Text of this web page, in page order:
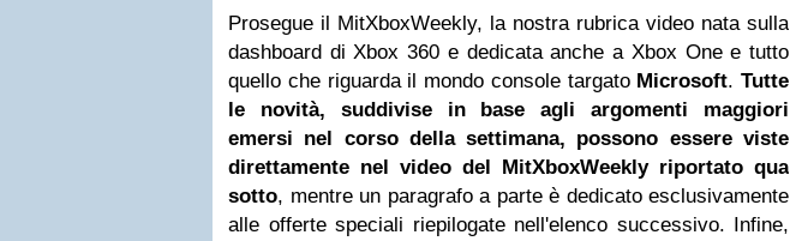
Prosegue il MitXboxWeekly, la nostra rubrica video nata sulla
dashboard di Xbox 360 e dedicata anche a Xbox One e tutto
quello che riguarda il mondo console targato Microsoft. Tutte
le novità, suddivise in base agli argomenti maggiori
emersi nel corso della settimana, possono essere viste
direttamente nel video del MitXboxWeekly riportato qua
sotto, mentre un paragrafo a parte è dedicato esclusivamente
alle offerte speciali riepilogate nell'elenco successivo. Infine,